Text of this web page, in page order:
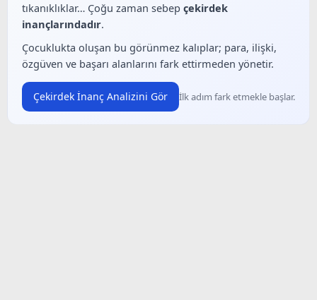
tıkanıklıklar… Çoğu zaman sebep çekirdek
inançlarındadır.
Çocuklukta oluşan bu görünmez kalıplar; para, ilişki,
özgüven ve başarı alanlarını fark ettirmeden yönetir.
Çekirdek İnanç Analizini Gör İlk adım fark etmekle başlar.